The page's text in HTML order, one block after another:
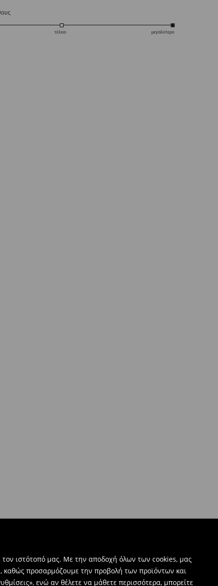
τον ιστότοπό μας. Με την αποδοχή όλων των cookies, μας
καθώς προσαρμόζουμε την προβολή των προϊόντων και
ενώ αν θέλετε να μάθετε περισσότερα, μπορείτε
τέλειο μεγαλύτερο